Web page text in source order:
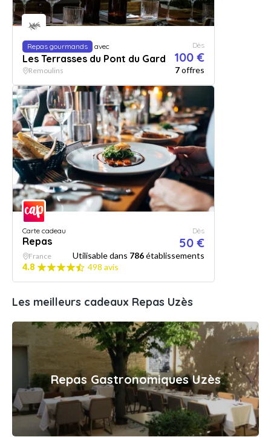
Repas gourmands avec
Les Terrasses du Pont du Gard
Dès
100 €
Remoulins 7offres
Carte cadeau
Repas
Dès
50 €
France Utilisable dans 786établissements
4.8
498 avis
Les meilleurs cadeaux Repas Uzès
Repas Gastronomiques Uzès